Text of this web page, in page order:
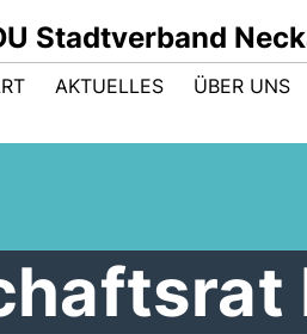
Stadtverband
AKTUELLES ÜBER UNS